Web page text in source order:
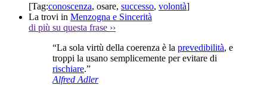
[Tag:conoscenza, osare, successo, volontà]
La trovi in Menzogna e Sincerità
di più su questa frase ››
“La sola virtù della coerenza è la prevedibilità, e
troppi la usano semplicemente per evitare di
rischiare.”
Alfred Adler